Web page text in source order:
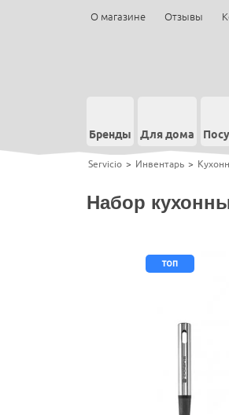
О магазине Отзывы
Бренды Для дома
Servicio > Инвентарь >
Набор
топ